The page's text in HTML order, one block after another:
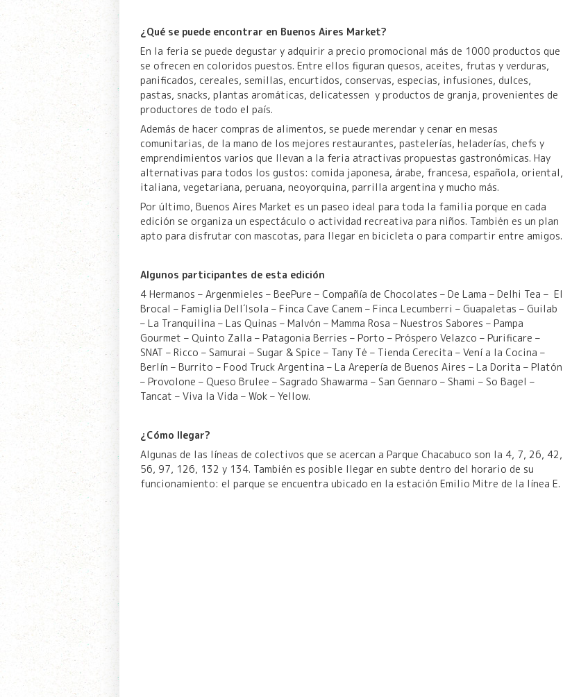
¿Qué se puede encontrar en Buenos Aires Market?
En la feria se puede degustar y adquirir a precio promocional más de 1000 productos que
se ofrecen en coloridos puestos. Entre ellos figuran quesos, aceites, frutas y verduras,
panificados, cereales, semillas, encurtidos, conservas, especias, infusiones, dulces,
pastas, snacks, plantas aromáticas, delicatessen y productos de granja, provenientes de
productores de todo el país.
Además de hacer compras de alimentos, se puede merendar y cenar en mesas
comunitarias, de la mano de los mejores restaurantes, pastelerías, heladerías, chefs y
emprendimientos varios que llevan a la feria atractivas propuestas gastronómicas. Hay
alternativas para todos los gustos: comida japonesa, árabe, francesa, española, oriental,
italiana, vegetariana, peruana, neoyorquina, parrilla argentina y mucho más.
Por último, Buenos Aires Market es un paseo ideal para toda la familia porque en cada
edición se organiza un espectáculo o actividad recreativa para niños. También es un plan
apto para disfrutar con mascotas, para llegar en bicicleta o para compartir entre amigos.
Algunos participantes de esta edición
4 Hermanos – Argenmieles – BeePure – Compañía de Chocolates – De Lama – Delhi Tea – El
Brocal – Famiglia Dell´Isola – Finca Cave Canem – Finca Lecumberri – Guapaletas – Guilab
– La Tranquilina – Las Quinas – Malvón – Mamma Rosa – Nuestros Sabores – Pampa
Gourmet – Quinto Zalla – Patagonia Berries – Porto – Próspero Velazco – Purificare –
SNAT – Ricco – Samurai – Sugar & Spice – Tany Té – Tienda Cerecita – Vení a la Cocina –
Berlín – Burrito – Food Truck Argentina – La Arepería de Buenos Aires – La Dorita –Platón
– Provolone – Queso Brulee – Sagrado Shawarma – San Gennaro – Shami – So Bagel –
Tancat – Viva la Vida – Wok – Yellow.
¿Cómo llegar?
Algunas de las líneas de colectivos que se acercan a Parque Chacabuco son la 4, 7, 26, 42,
56, 97, 126, 132 y 134. También es posible llegar en subte dentro del horario de su
funcionamiento: el parque se encuentra ubicado en la estación Emilio Mitre de la línea E.